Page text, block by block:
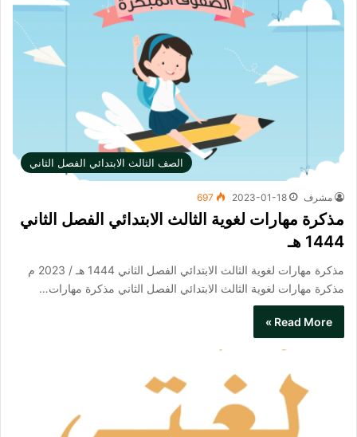
الصف الثالث الابتدائي الفصل الثاني
مشرف 2023-01-18
697
مذكرة مهارات لغوية الثالث الابتدائي الفصل الثاني
1444 هـ
مذكرة مهارات لغوية الثالث الابتدائي الفصل الثاني 1444 هـ / 2023 م
مذكرة مهارات لغوية الثالث الابتدائي الفصل الثاني​ مذكرة مهارات…
Read More »